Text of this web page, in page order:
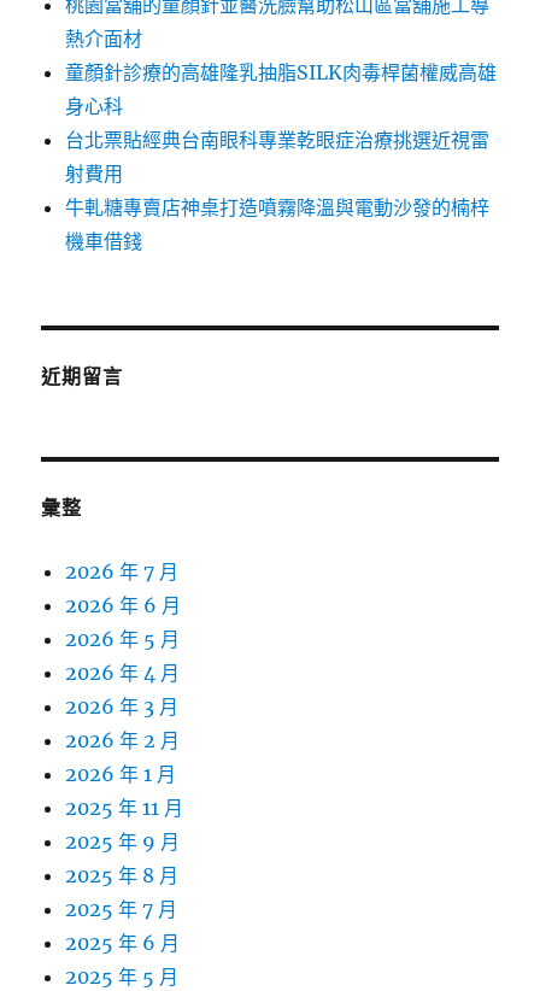
桃園當舖的童顏針並醫洗臉幫助松山區當舖施工導
熱介面材
童顏針診療的高雄隆乳抽脂SILK肉毒桿菌權威高雄
身心科
台北票貼經典台南眼科專業乾眼症治療挑選近視雷
射費用
牛軋糖專賣店神桌打造噴霧降溫與電動沙發的楠梓
機車借錢
近期留言
彙整
2026 年 7 月
2026 年 6 月
2026 年 5 月
2026 年 4 月
2026 年 3 月
2026 年 2 月
2026 年 1 月
2025 年 11 月
2025 年 9 月
2025 年 8 月
2025 年 7 月
2025 年 6 月
2025 年 5 月